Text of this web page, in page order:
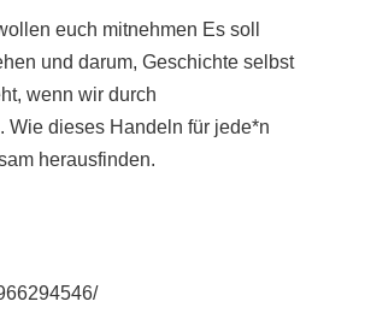
euch mitnehmen Es soll
und darum, Geschichte selbst
wenn wir durch
Wie dieses Handeln für jede*n
herausfinden.